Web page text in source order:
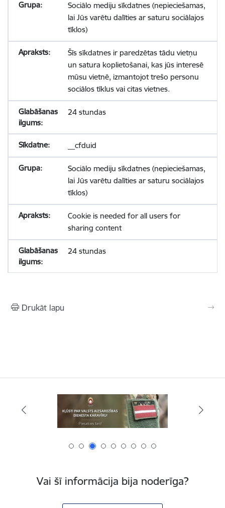
Sociālo mediju sīkdatnes (nepieciešamas,
lai Jūs varētu dalīties ar saturu sociālajos
tīklos)
Šīs sīkdatnes ir paredzētas tādu vietņu
un satura koplietošanai, kas jūs interesē
mūsu vietnē, izmantojot trešo personu
sociālos tīklus vai citas vietnes.
24 stundas
__cfduid
Sociālo mediju sīkdatnes (nepieciešamas,
lai Jūs varētu dalīties ar saturu sociālajos
tīklos)
Cookie is needed for all users for
sharing content
24 stundas
Drukāt lapu
Vai šī informācija bija noderīga?